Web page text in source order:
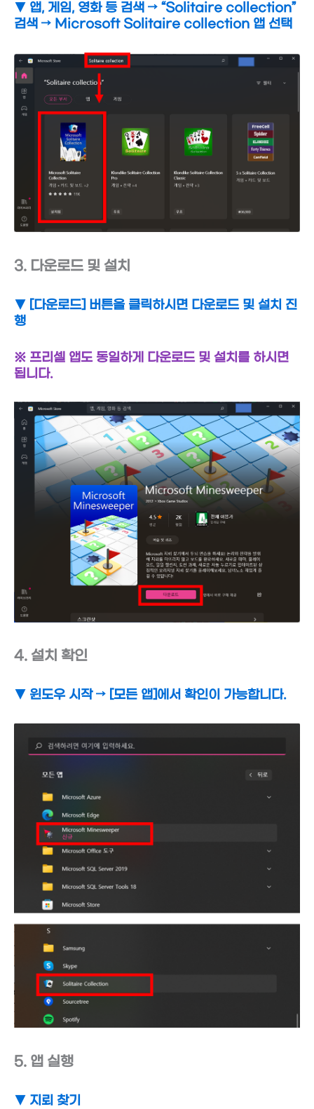
▼ 앱, 게임, 영화 등 검색 → “Solitaire collection”
검색 → Microsoft Solitaire collection 앱 선택
3. 다운로드 및 설치
▼ [다운로드] 버튼을 클릭하시면 다운로드 및 설치 진
행
※ 프리셀 앱도 동일하게 다운로드 및 설치를 하시면
됩니다.
4. 설치 확인
▼ 윈도우 시작→ [모든 앱]에서 확인이 가능합니다.
5. 앱 실행
▼ 지뢰 찾기